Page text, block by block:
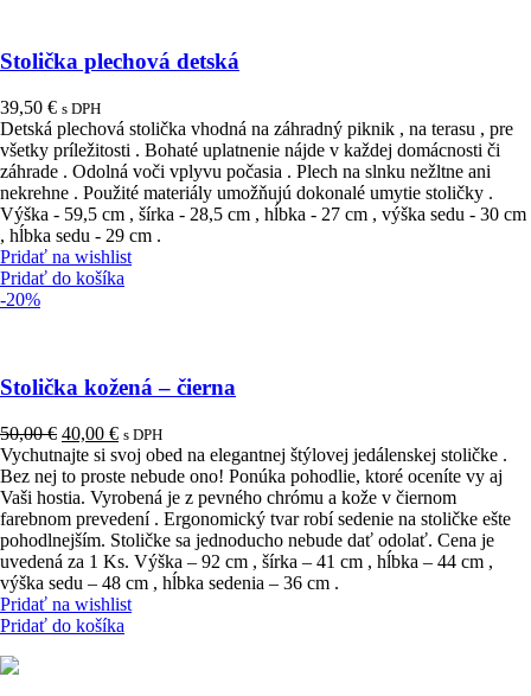
Stolička plechová detská
39,50 € s DPH
Detská plechová stolička vhodná na záhradný piknik , na terasu , pre
všetky príležitosti . Bohaté uplatnenie nájde v každej domácnosti či
záhrade . Odolná voči vplyvu počasia . Plech na slnku nežltne ani
nekrehne . Použité materiály umožňujú dokonalé umytie stoličky .
Výška - 59,5 cm , šírka - 28,5 cm , hĺbka - 27 cm , výška sedu - 30 cm
, hĺbka sedu - 29 cm .
Pridať na wishlist
Pridať do košíka
-20%
Stolička kožená – čierna
50,00€ Pôvodná
cena
bola:
50,00 €.
40,00 €Aktuálna
cena
je:
40,00 €.
s DPH
Vychutnajte si svoj obed na elegantnej štýlovej jedálenskej stoličke .
Bez nej to proste nebude ono! Ponúka pohodlie, ktoré oceníte vy aj
Vaši hostia. Vyrobená je z pevného chrómu a kože v čiernom
farebnom prevedení . Ergonomický tvar robí sedenie na stoličke ešte
pohodlnejším. Stoličke sa jednoducho nebude dať odolať. Cena je
uvedená za 1 Ks. Výška – 92 cm , šírka – 41 cm , hĺbka – 44 cm ,
výška sedu – 48 cm , hĺbka sedenia – 36 cm .
Pridať na wishlist
Pridať do košíka